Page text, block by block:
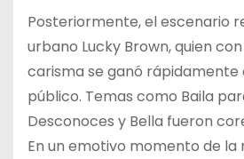
Posteriormente, el escenario
urbano Lucky Brown, quien
carisma se ganó rápidamente
público. Temas como Baila
Desconoces y Bella fueron
En un emotivo momento de la